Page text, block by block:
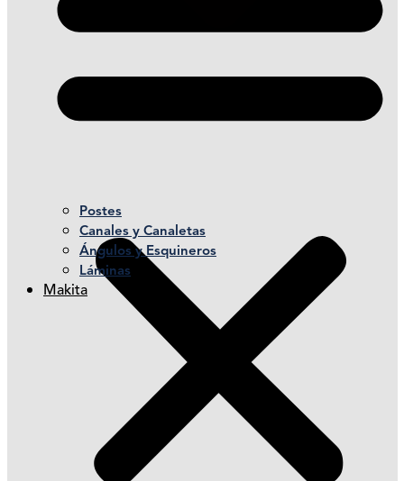
Postes
Canales y Canaletas
Ángulos y Esquineros
Láminas
Makita